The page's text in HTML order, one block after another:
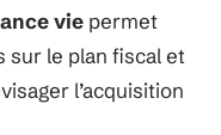
vie permet
sur le plan fiscal et
l’acquisition